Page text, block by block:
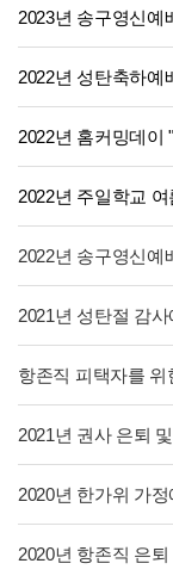
2023년 송구영신예
2022년 성탄축하예
2022년 홈커밍데이
2022년 주일학교
2022년 송구영신예
2021년 성탄절 감
항존직 피택자를
2021년 권사 은퇴
2020년 한가위 가정
2020년 항존직 은